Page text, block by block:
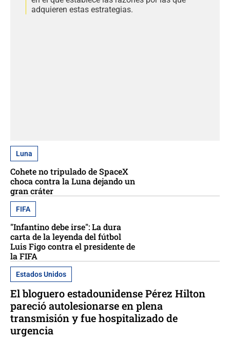
adquieren estas estrategias.
Luna
Cohete no tripulado de SpaceX
choca contra la Luna dejando un
gran cráter
FIFA
"Infantino debe irse": La dura
carta de la leyenda del fútbol
Luis Figo contra el presidente de
la FIFA
Estados Unidos
El bloguero estadounidense Pérez Hilton
pareció autolesionarse en plena
transmisión y fue hospitalizado de
urgencia